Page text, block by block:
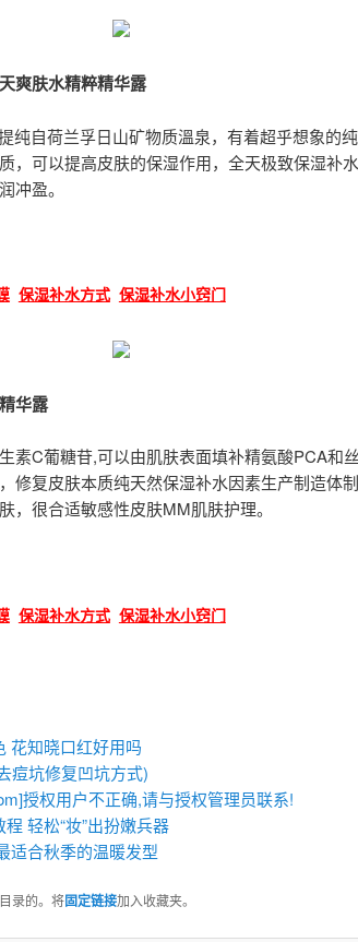
爽肤水精粹精华露
纯自荷兰孚日山矿物质溫泉，有着超乎想象的
，可以提高皮肤的保湿作用，全天极致保湿补
冲盈。
保湿补水方式 保湿补水小窍门
华露
素C葡糖苷,可以由肌肤表面填补精氨酸PCA和
修复皮肤本质纯天然保湿补水因素生产制造体
，很合适敏感性皮肤MM肌肤护理。
保湿补水方式 保湿补水小窍门
花知晓口红好用吗
痘坑修复凹坑方式)
授权用户不正确,请与授权管理员联系!
轻松“妆”出扮嫩兵器
适合秋季的温暖发型
录的。将固定链接加入收藏夹。